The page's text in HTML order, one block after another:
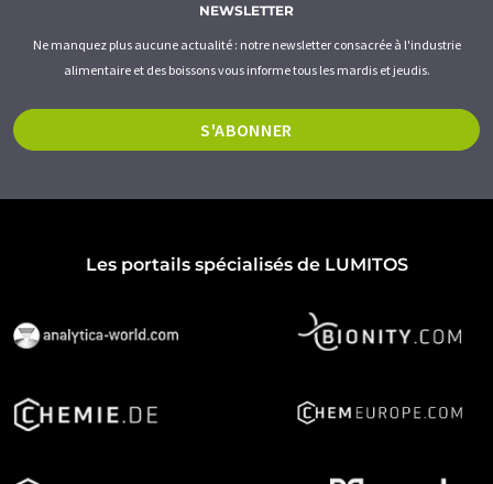
NEWSLETTER
Ne manquez plus aucune actualité : notre newsletter consacrée à l'industrie
alimentaire et des boissons vous informe tous les mardis et jeudis.
S'ABONNER
Les portails spécialisés de LUMITOS